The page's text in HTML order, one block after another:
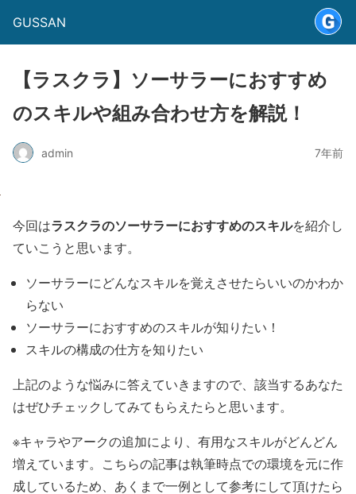
GUSSAN
【ラスクラ】ソーサラーにおすすめ
のスキルや組み合わせ方を解説！
admin 7年前
今回はラスクラのソーサラーにおすすめのスキルを紹介し
ていこうと思います。
ソーサラーにどんなスキルを覚えさせたらいいのかわか
らない
ソーサラーにおすすめのスキルが知りたい！
スキルの構成の仕方を知りたい
上記のような悩みに答えていきますので、該当するあなた
はぜひチェックしてみてもらえたらと思います。
※キャラやアークの追加により、有用なスキルがどんどん
増えています。こちらの記事は執筆時点での環境を元に作
成しているため、あくまで一例として参考にして頂けたら